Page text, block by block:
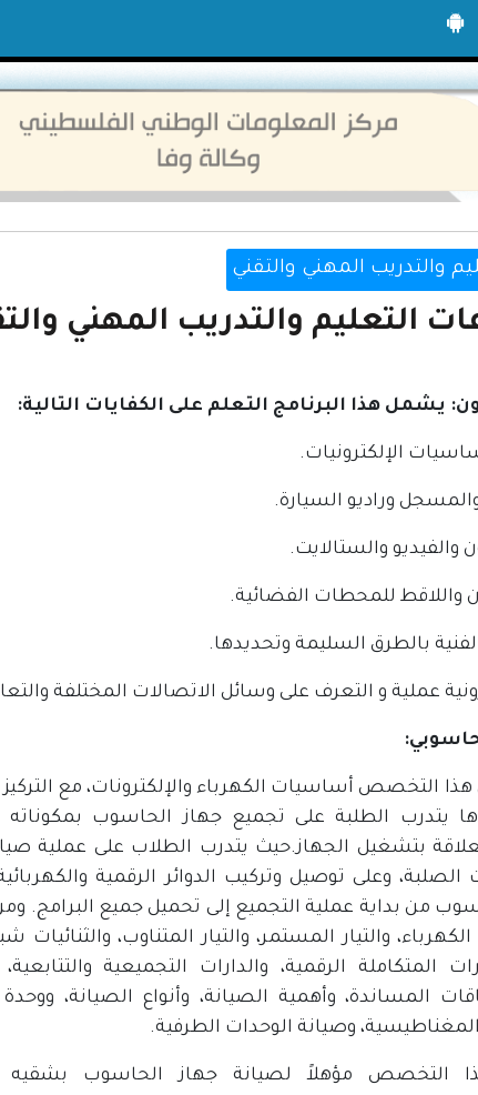
والتدريب المهني والتقني
التعليم والتدريب المهني
يشمل هذا البرنامج التعلم على الكفايات التالية:
التخصص أساسيات الكهرباء والإلكترونات، مع التركيز
يتدرب الطلبة على تجميع جهاز الحاسوب بمكوناته
بتشغيل الجهاز.حيث يتدرب الطلاب على عملية
الصلبة، وعلى توصيل وتركيب الدوائر الرقمية
من بداية عملية التجميع إلى تحميل جميع البرامج. ومن
والتيار المستمر، والتيار المتناوب، والثنائيات
المتكاملة الرقمية، والدارات التجميعية
المساندة، وأهمية الصيانة، وأنواع الصيانة،
وصيانة الوحدات الطرفية.
التخصص مؤهلاً لصيانة جهاز الحاسوب بشقيه